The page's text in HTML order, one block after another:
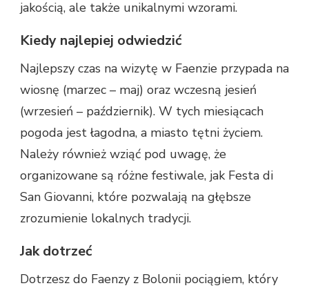
jakością, ale także unikalnymi wzorami.
Kiedy najlepiej odwiedzić
Najlepszy czas na wizytę w Faenzie przypada na
wiosnę (marzec – maj) oraz wczesną jesień
(wrzesień – październik). W tych miesiącach
pogoda jest łagodna, a miasto tętni życiem.
Należy również wziąć pod uwagę, że
organizowane są różne festiwale, jak Festa di
San Giovanni, które pozwalają na głębsze
zrozumienie lokalnych tradycji.
Jak dotrzeć
Dotrzesz do Faenzy z Bolonii pociągiem, który